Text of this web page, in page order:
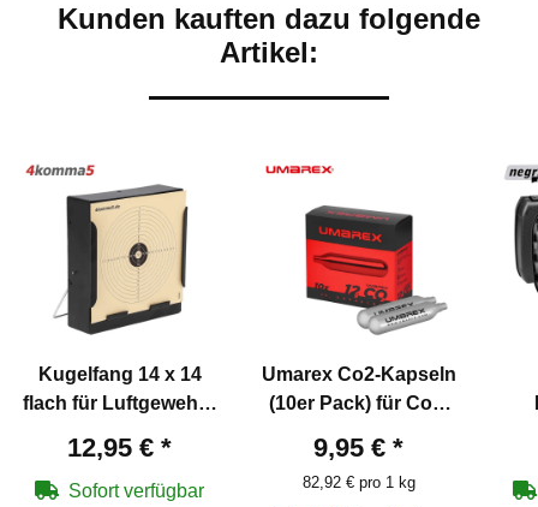
Kunden kauften dazu folgende
Artikel:
Kugelfang 14 x 14
flach für Luftgewehre
12,95 € *
Sofort verfügbar
Umarex Co2-Kapseln
(10er Pack) für Co2-
9,95 € *
82,92 € pro 1 kg